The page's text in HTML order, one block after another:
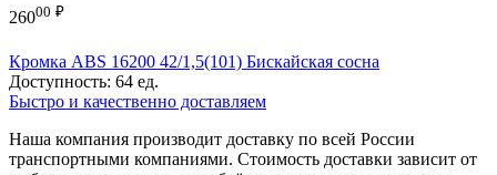
26000 ₽
Кромка ABS 16200 42/1,5(101) Бискайская сосна
Доступность: 64 ед.
Быстро и качественно доставляем
Наша компания производит доставку по всей России
транспортными компаниями. Стоимость доставки зависит от